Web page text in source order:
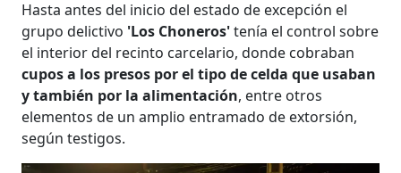
Hasta antes del inicio del estado de excepción el
grupo delictivo 'Los Choneros'tenía el control sobre
el interior del recinto carcelario, donde cobraban
cupos a los presos por el tipo de celda que usaban
y también por la alimentación, entre otros
elementos de un amplio entramado de extorsión,
según testigos.